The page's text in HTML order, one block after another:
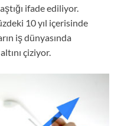
ifade ediliyor.
10 yıl içerisinde
iş dünyasında
çiziyor.